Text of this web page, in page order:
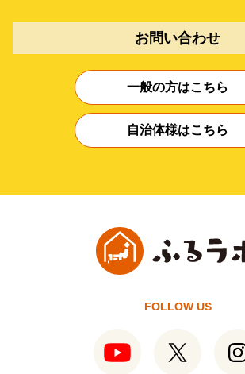
お問い合わせ
一般の方はこちら
自治体様はこちら
FOLLOW US